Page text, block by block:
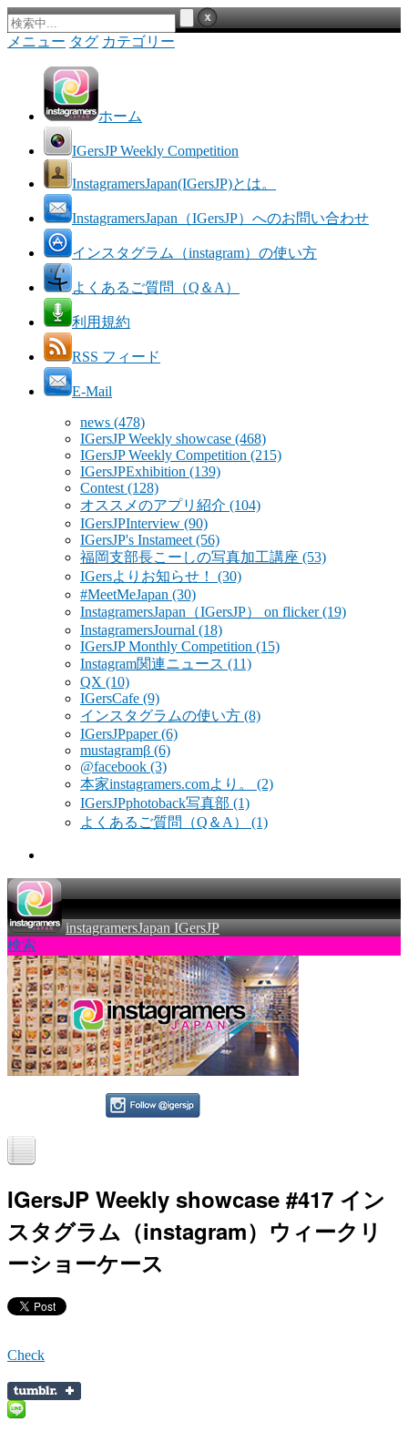
メニュー タグ カテゴリー
ホーム
IGersJP Weekly Competition
InstagramersJapan(IGersJP)とは。
InstagramersJapan（IGersJP）へのお問い合わせ
インスタグラム（instagram）の使い方
よくあるご質問（Q＆A）
利用規約
RSS フィード
E-Mail
news (478)
IGersJP Weekly showcase (468)
IGersJP Weekly Competition (215)
IGersJPExhibition (139)
Contest (128)
オススメのアプリ紹介 (104)
IGersJPInterview (90)
IGersJP's Instameet (56)
福岡支部長こーしの写真加工講座 (53)
IGersよりお知らせ！ (30)
#MeetMeJapan (30)
InstagramersJapan（IGersJP） on flicker(19)
InstagramersJournal (18)
IGersJP Monthly Competition (15)
Instagram関連ニュース (11)
QX (10)
IGersCafe (9)
インスタグラムの使い方 (8)
IGersJPpaper(6)
mustagramβ (6)
@facebook (3)
本家instagramers.comより。 (2)
IGersJPphotoback写真部 (1)
よくあるご質問（Q＆A） (1)
instagramersJapan IGersJP
検索
IGersJP Weekly showcase #417 イン
スタグラム（instagram）ウィークリ
ーショーケース
Check